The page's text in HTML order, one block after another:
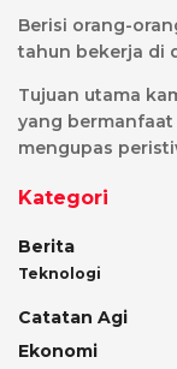
Berisi orang-
tahun bekerja di
Tujuan utama
yang
mengupas
Kategori
Berita
Teknologi
Catatan Agi
Ekonomi